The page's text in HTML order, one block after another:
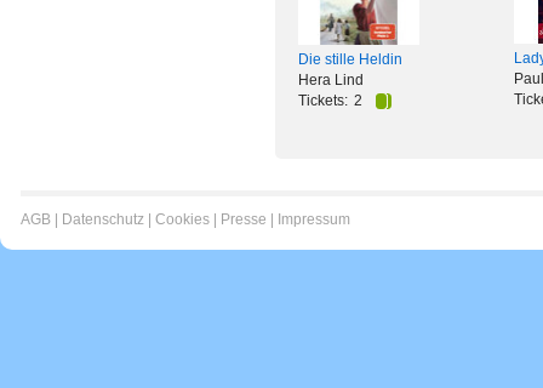
Die stille Heldin
Hera Lind
Tickets: 2
AGB Datenschutz Cookies Presse Impressum